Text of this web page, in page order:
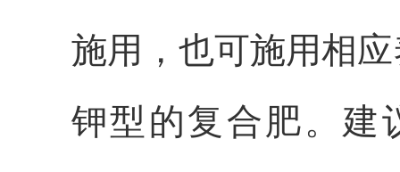
施用，也可施用相
钾型的复合肥。建